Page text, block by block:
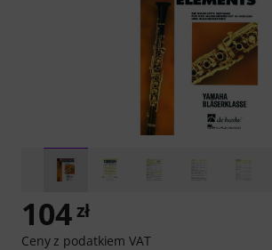
104zł
Ceny z podatkiem VAT